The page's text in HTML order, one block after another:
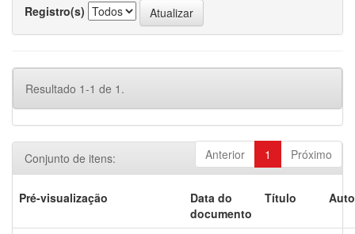
Registro(s)
Resultado 1-1 de 1.
Anterior 1 Próximo
Conjunto de itens:
Pré-visualização
Data do
documento
Título